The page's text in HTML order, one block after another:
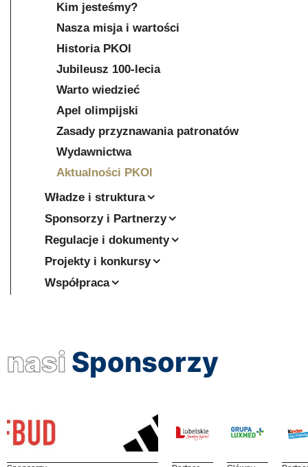
Kim jesteśmy?
Nasza misja i wartości
Historia PKOl
Jubileusz 100-lecia
Warto wiedzieć
Apel olimpijski
Zasady przyznawania patronatów
Wydawnictwa
Aktualności PKOl
Władze i struktura
Sponsorzy i Partnerzy
Regulacje i dokumenty
Projekty i konkursy
Współpraca
nasi Sponsorzy